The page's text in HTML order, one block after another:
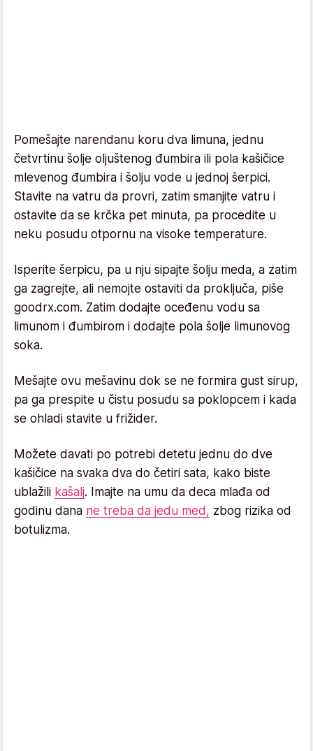
Pomešajte narendanu koru dva limuna, jednu
četvrtinu šolje oljuštenog đumbira ili pola kašičice
mlevenog đumbira i šolju vode u jednoj šerpici.
Stavite na vatru da provri, zatim smanjite vatru i
ostavite da se krčka pet minuta, pa procedite u
neku posudu otpornu na visoke temperature.
Isperite šerpicu, pa u nju sipajte šolju meda, a zatim
ga zagrejte, ali nemojte ostaviti da proključa, piše
goodrx.com. Zatim dodajte oceđenu vodu sa
limunom i đumbirom i dodajte pola šolje limunovog
soka.
Mešajte ovu mešavinu dok se ne formira gust sirup,
pa ga prespite u čistu posudu sa poklopcem i kada
se ohladi stavite u frižider.
Možete davati po potrebi detetu jednu do dve
kašičice na svaka dva do četiri sata, kako biste
ublažili kašalj. Imajte na umu da deca mlađa od
godinu dana ne treba da jedu med, zbog rizika od
botulizma.